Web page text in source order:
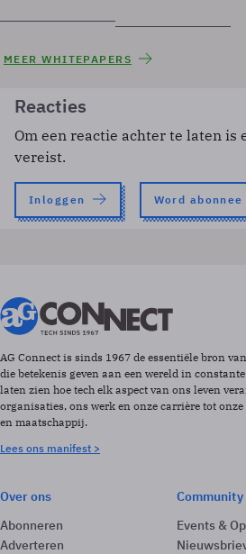
MEER WHITEPAPERS
Reacties
Om een reactie achter te laten is
vereist.
Inloggen Word abonnee
AG Connect is sinds 1967 de essentiële bron
die betekenis geven aan een wereld in
laten zien hoe tech elk aspect van ons leven
organisaties, ons werk en onze carrière tot
en maatschappij.
Lees ons manifest >
Over ons
Abonneren
Adverteren
Community
Events &